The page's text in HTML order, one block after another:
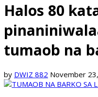
Halos 80
tumaob na
by DWIZ 882 November